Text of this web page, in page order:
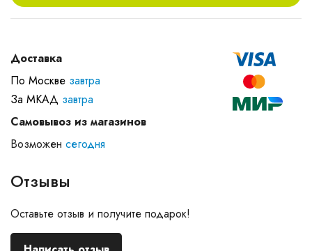
Доставка
По Москве завтра
За МКАД завтра
Самовывоз из магазинов
Возможен сегодня
Отзывы
Оставьте отзыв и получите подарок!